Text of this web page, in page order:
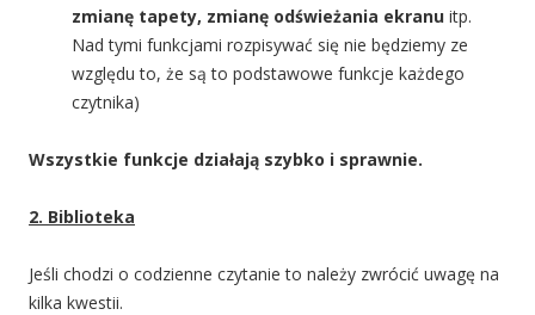
zmianę tapety, zmianę odświeżania ekranu itp.
Nad tymi funkcjami rozpisywać się nie będziemy ze
względu to, że są to podstawowe funkcje każdego
czytnika)
Wszystkie funkcje działają szybko i sprawnie.
2. Biblioteka
Jeśli chodzi o codzienne czytanie to należy zwrócić uwagę na
kilka kwestii.